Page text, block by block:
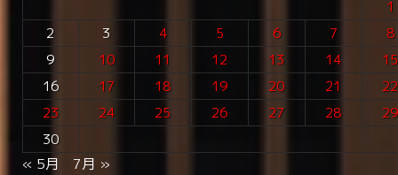
1
2
3 4 5 6 7
8
9
10 11 12 13 14
15
16
17 18 19 20 21
22
23
24 25 26 27 28
29
30
« 5月 7月 »